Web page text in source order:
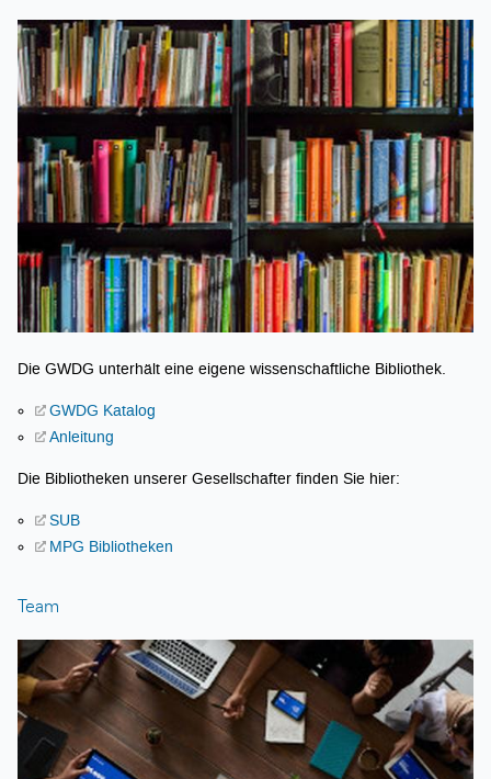
Die GWDG unterhält eine eigene wissenschaftliche Bibliothek.
GWDG Katalog
Anleitung
Die Bibliotheken unserer Gesellschafter finden Sie hier:
SUB
MPG Bibliotheken
Team